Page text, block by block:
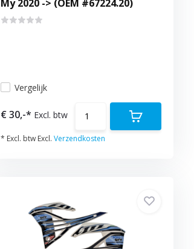
My 2020 -> (OEM #67224.20)
Vergelijk
€ 30,-* Excl. btw
* Excl. btw Excl.Verzendkosten